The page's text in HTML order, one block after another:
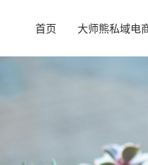
首页 大师熊私域电